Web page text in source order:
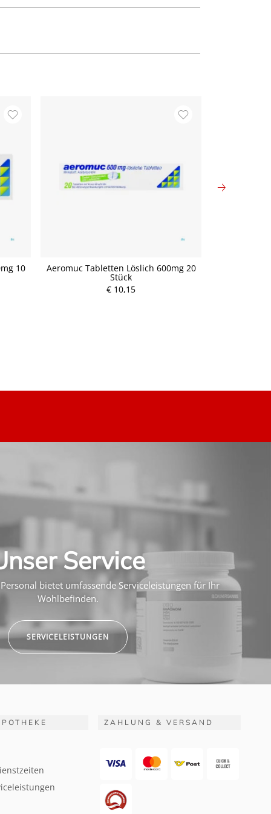
10 Aeromuc Tabletten Löslich 600mg 20
Stück
€ 10,15
r
Service
bietet umfassende Serviceleistungen für Ihr
Wohlbefinden.
SERVICELEISTUNGEN
ZAHLUNG & VERSAND